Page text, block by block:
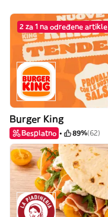
2 za 1 na određene artikle
Burger King
Besplatno 89%(62)